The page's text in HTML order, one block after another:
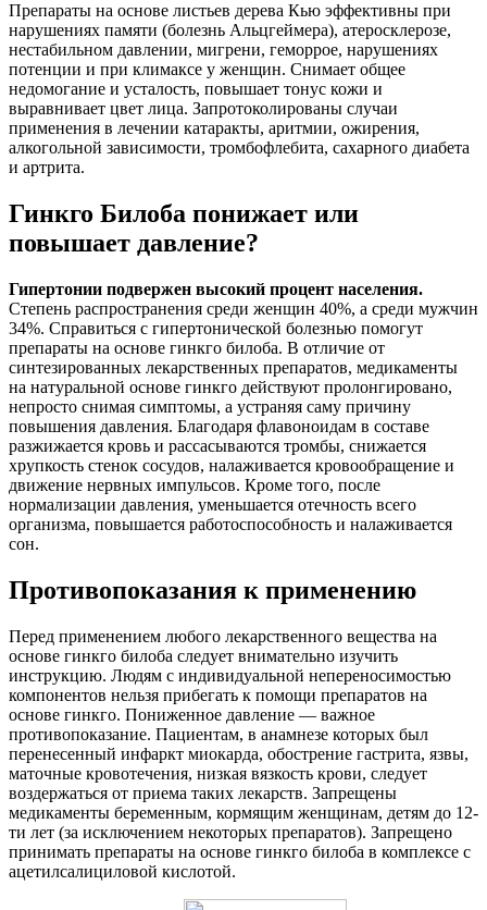
Препараты на основе листьев дерева Кью эффективны при
нарушениях памяти (болезнь Альцгеймера), атеросклерозе,
нестабильном давлении, мигрени, геморрое, нарушениях
потенции и при климаксе у женщин. Снимает общее
недомогание и усталость, повышает тонус кожи и
выравнивает цвет лица. Запротоколированы случаи
применения в лечении катаракты, аритмии, ожирения,
алкогольной зависимости, тромбофлебита, сахарного диабета
и артрита.
Гинкго Билоба понижает или
повышает давление?
Гипертонии подвержен высокий процент населения.
Степень распространения среди женщин 40%, а среди мужчин
34%. Справиться с гипертонической болезнью помогут
препараты на основе гинкго билоба. В отличие от
синтезированных лекарственных препаратов, медикаменты
на натуральной основе гинкго действуют пролонгировано,
непросто снимая симптомы, а устраняя саму причину
повышения давления. Благодаря флавоноидам в составе
разжижается кровь и рассасываются тромбы, снижается
хрупкость стенок сосудов, налаживается кровообращение и
движение нервных импульсов. Кроме того, после
нормализации давления, уменьшается отечность всего
организма, повышается работоспособность и налаживается
сон.
Противопоказания к применению
Перед применением любого лекарственного вещества на
основе гинкго билоба следует внимательно изучить
инструкцию. Людям с индивидуальной непереносимостью
компонентов нельзя прибегать к помощи препаратов на
основе гинкго. Пониженное давление — важное
противопоказание. Пациентам, в анамнезе которых был
перенесенный инфаркт миокарда, обострение гастрита, язвы,
маточные кровотечения, низкая вязкость крови, следует
воздержаться от приема таких лекарств. Запрещены
медикаменты беременным, кормящим женщинам, детям до 12-
ти лет (за исключением некоторых препаратов). Запрещено
принимать препараты на основе гинкго билоба в комплексе с
ацетилсалициловой кислотой.